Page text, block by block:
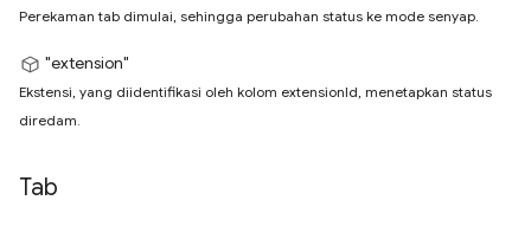
Perekaman tab dimulai, sehingga perubahan status ke mode senyap.
"extension"
Ekstensi, yang diidentifikasi oleh kolom extensionId, menetapkan status
diredam.
Tab